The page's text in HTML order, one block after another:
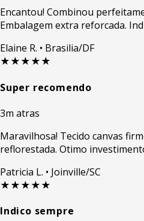
Encantou! Combinou
Embalagem extra reforcada.
Elaine R. • Brasilia/DF
★★★★★
Super recomendo
3m atras
Maravilhosa! Tecido canvas
reflorestada. Otimo
Patricia L. • Joinville/SC
★★★★★
Indico sempre